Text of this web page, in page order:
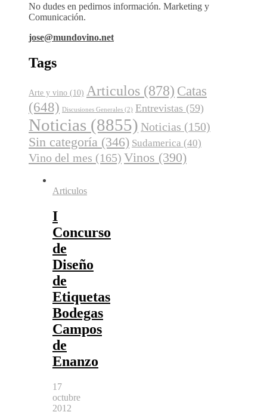
No dudes en pedirnos información. Marketing y
Comunicación.
jose@mundovino.net
Tags
Arte y vino (10) Articulos (878) Catas
(648) Discusiones Generales (2) Entrevistas (59)
Noticias (8855) Noticias (150)
Sin categoría (346) Sudamerica (40)
Vino del mes (165) Vinos (390)
Articulos
I
Concurso
de
Diseño
de
Etiquetas
Bodegas
Campos
de
Enanzo
17
octubre
2012